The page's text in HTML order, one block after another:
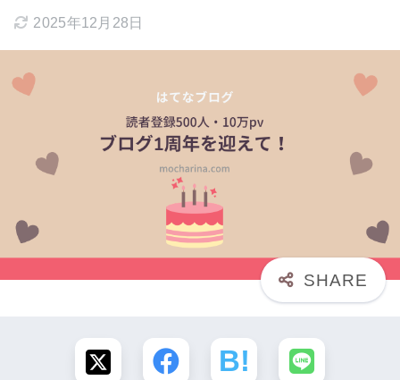
2025年12月28日